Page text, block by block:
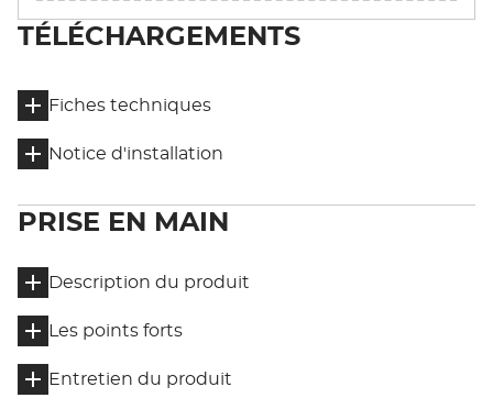
TÉLÉCHARGEMENTS
Fiches techniques
Notice d'installation
PRISE EN MAIN
Description du produit
Les points forts
Entretien du produit